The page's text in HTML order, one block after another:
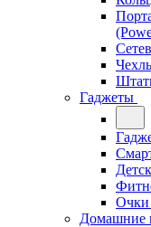
Гаджеты
Очки
Домашние